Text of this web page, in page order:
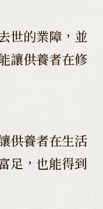
世的業障，並
讓供養者在修
供養者在生活
足，也能得到